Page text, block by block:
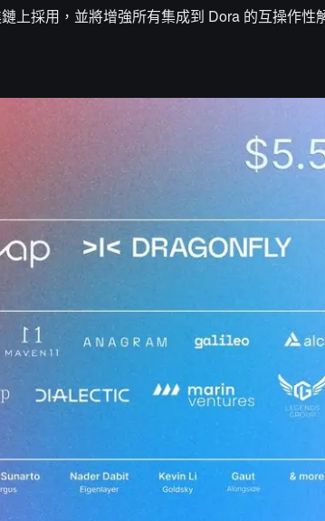
上採用，並將增強所有集成到 Dora 的互操作性